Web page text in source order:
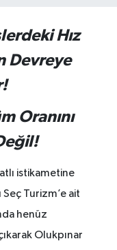
Hız
Devreye
Oranını
istikametine
Turizm’e ait
henüz
Olukpınar